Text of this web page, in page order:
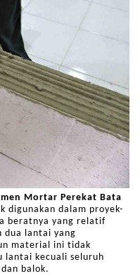
Mortar Perekat Bata
digunakan dalam proyek-
beratnya yang relatif
dua lantai yang
material ini tidak
lantai kecuali seluruh
balok.